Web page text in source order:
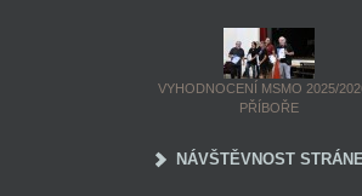
VYHODNOCENÍ MSMO 2025/
PŘÍBOŘE
NÁVŠTĚVNOST